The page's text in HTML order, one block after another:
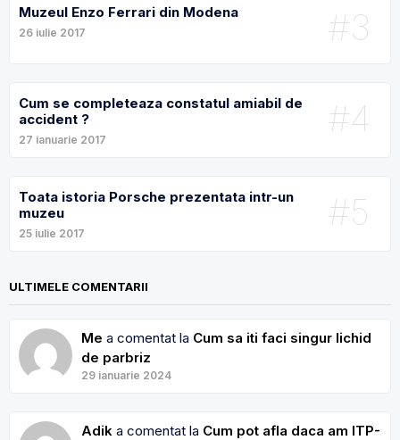
#3
Muzeul Enzo Ferrari din Modena
26 iulie 2017
#4
Cum se completeaza constatul amiabil de
accident ?
27 ianuarie 2017
#5
Toata istoria Porsche prezentata intr-un
muzeu
25 iulie 2017
ULTIMELE COMENTARII
Me a comentat la Cum sa iti faci singur lichid
de parbriz
29 ianuarie 2024
Adik a comentat la Cum pot afla daca am ITP-